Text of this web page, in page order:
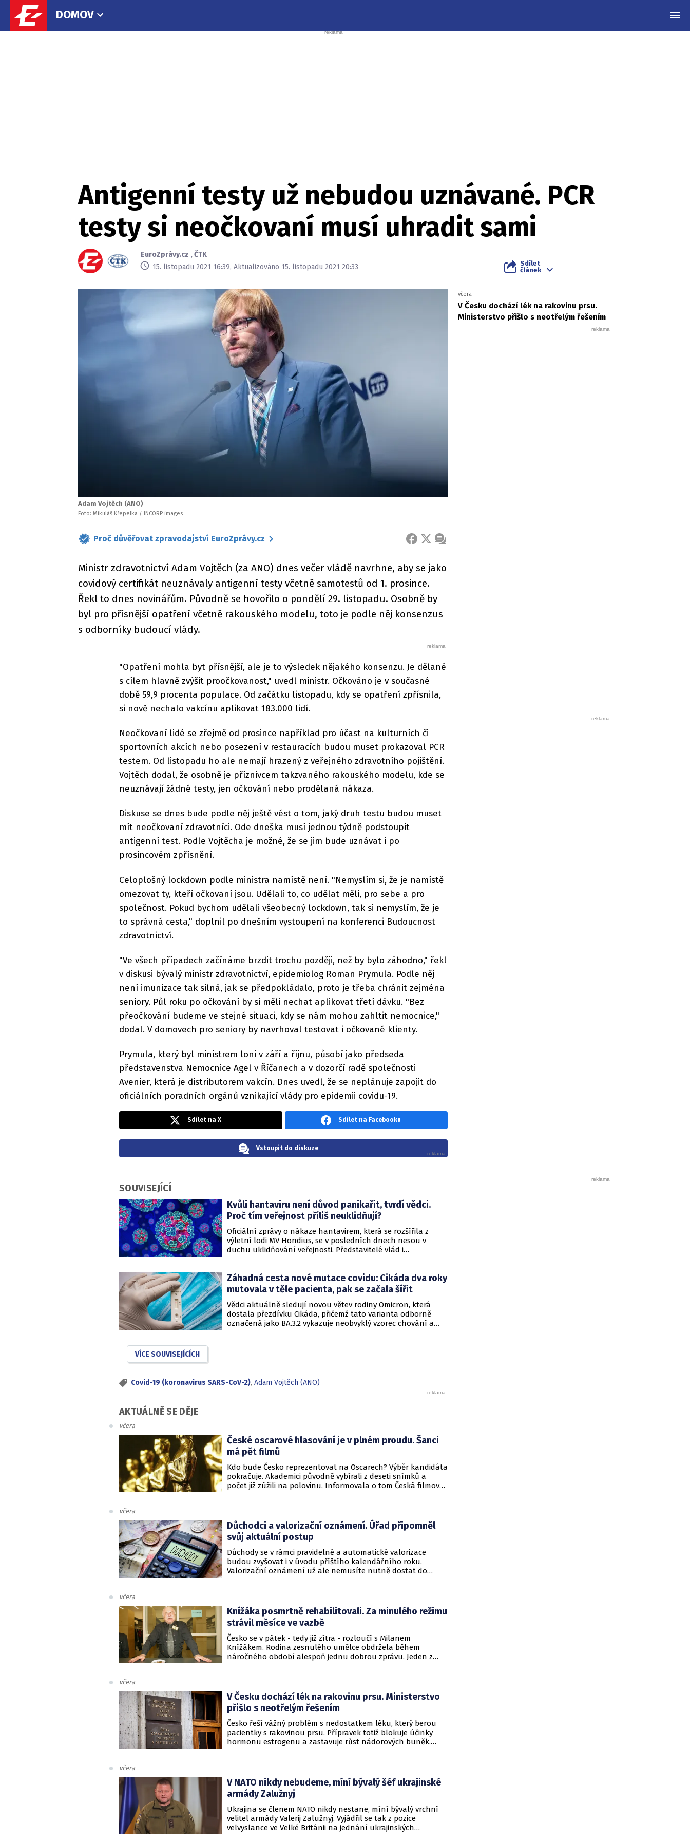
DOMOV
Antigenní testy už nebudou uznávané. PCR
testy si neočkovaní musí uhradit sami
EuroZprávy.cz ,ČTK
15. listopadu 2021 16:39, Aktualizováno 15. listopadu 2021 20:33
Sdílet
článek
Adam Vojtěch (ANO)
Foto: Mikuláš Křepelka / INCORP images
Proč důvěřovat zpravodajství EuroZprávy.cz FACEBOOK
X ZPRÁVA
Ministr zdravotnictví Adam Vojtěch (za ANO) dnes večer vládě navrhne, aby se jako
covidový certifikát neuznávaly antigenní testy včetně samotestů od 1. prosince.
Řekl to dnes novinářům. Původně se hovořilo o pondělí 29. listopadu. Osobně by
byl pro přísnější opatření včetně rakouského modelu, toto je podle něj konsenzus
s odborníky budoucí vlády.
"Opatření mohla byt přísnější, ale je to výsledek nějakého konsenzu. Je dělané
s cílem hlavně zvýšit proočkovanost," uvedl ministr. Očkováno je v současné
době 59,9 procenta populace. Od začátku listopadu, kdy se opatření zpřísnila,
si nově nechalo vakcínu aplikovat 183.000 lidí.
Neočkovaní lidé se zřejmě od prosince například pro účast na kulturních či
sportovních akcích nebo posezení v restauracích budou muset prokazoval PCR
testem. Od listopadu ho ale nemají hrazený z veřejného zdravotního pojištění.
Vojtěch dodal, že osobně je příznivcem takzvaného rakouského modelu, kde se
neuznávají žádné testy, jen očkování nebo prodělaná nákaza.
Diskuse se dnes bude podle něj ještě vést o tom, jaký druh testu budou muset
mít neočkovaní zdravotníci. Ode dneška musí jednou týdně podstoupit
antigenní test. Podle Vojtěcha je možné, že se jim bude uznávat i po
prosincovém zpřísnění.
Celoplošný lockdown podle ministra namístě není. "Nemyslím si, že je namístě
omezovat ty, kteří očkovaní jsou. Udělali to, co udělat měli, pro sebe a pro
společnost. Pokud bychom udělali všeobecný lockdown, tak si nemyslím, že je
to správná cesta," doplnil po dnešním vystoupení na konferenci Budoucnost
zdravotnictví.
"Ve všech případech začínáme brzdit trochu později, než by bylo záhodno," řekl
v diskusi bývalý ministr zdravotnictví, epidemiolog Roman Prymula. Podle něj
není imunizace tak silná, jak se předpokládalo, proto je třeba chránit zejména
seniory. Půl roku po očkování by si měli nechat aplikovat třetí dávku. "Bez
přeočkování budeme ve stejné situaci, kdy se nám mohou zahltit nemocnice,"
dodal. V domovech pro seniory by navrhoval testovat i očkované klienty.
Prymula, který byl ministrem loni v září a říjnu, působí jako předseda
představenstva Nemocnice Agel v Říčanech a v dozorčí radě společnosti
Avenier, která je distributorem vakcín. Dnes uvedl, že se neplánuje zapojit do
oficiálních poradních orgánů vznikající vlády pro epidemii covidu-19.
včera
V Česku dochází lék na rakovinu prsu.
Ministerstvo přišlo s neotřelým řešením
Sdílet na X Sdílet na Facebooku
Vstoupit do diskuze
SOUVISEJÍCÍ
Kvůli hantaviru není důvod panikařit, tvrdí vědci.
Proč tím veřejnost příliš neuklidňují?
Oficiální zprávy o nákaze hantavirem, která se rozšířila z
výletní lodi MV Hondius, se v posledních dnech nesou v
duchu uklidňování veřejnosti. Představitelé vlád i
však podle CNN varují, že příliš sebevědomá rétorika, kterou
označují za úmyslné šíření klidu, může mít opačný účinek a
prohloubit úzkost ve společnosti, která má stále v živé paměti
pandemii covidu-19.
Záhadná cesta nové mutace covidu: Cikáda dva roky
mutovala v těle pacienta, pak se začala šířit
Vědci aktuálně sledují novou větev rodiny Omicron, která
dostala přezdívku Cikáda, přičemž tato varianta odborně
označená jako BA.3.2 vykazuje neobvyklý vzorec chování a
nečekaně vynořit po letech strávených pod zemí.
VÍCE SOUVISEJÍCÍCH
Covid-19 (koronavirus SARS-CoV-2), Adam Vojtěch (ANO)
AKTUÁLNĚ SE DĚJE
včera
České oscarové hlasování je v plném proudu. Šanci
má pět filmů
Kdo bude Česko reprezentovat na Oscarech? Výběr kandidáta
pokračuje. Akademici původně vybírali z deseti snímků a
počet již zúžili na polovinu. Informovala o tom Česká filmová
včera
Důchodci a valorizační oznámení. Úřad připomněl
svůj aktuální postup
Důchody se v rámci pravidelné a automatické valorizace
budou zvyšovat i v úvodu příštího kalendářního roku.
Valorizační oznámení už ale nemusíte nutně dostat do
včera
Knížáka posmrtně rehabilitovali. Za minulého režimu
strávil měsíce ve vazbě
Česko se v pátek - tedy již zítra - rozloučí s Milanem
Knížákem. Rodina zesnulého umělce obdržela během
náročného období alespoň jednu dobrou zprávu. Jeden z
včera
V Česku dochází lék na rakovinu prsu. Ministerstvo
přišlo s neotřelým řešením
Česko řeší vážný problém s nedostatkem léku, který berou
pacientky s rakovinou prsu. Přípravek totiž blokuje účinky
hormonu estrogenu a zastavuje růst nádorových buněk.
včera
V NATO nikdy nebudeme, míní bývalý šéf ukrajinské
armády Zalužnyj
Ukrajina se členem NATO nikdy nestane, míní bývalý vrchní
velitel armády Valerij Zalužnyj. Vyjádřil se tak z pozice
velvyslance ve Velké Británii na jednání ukrajinských